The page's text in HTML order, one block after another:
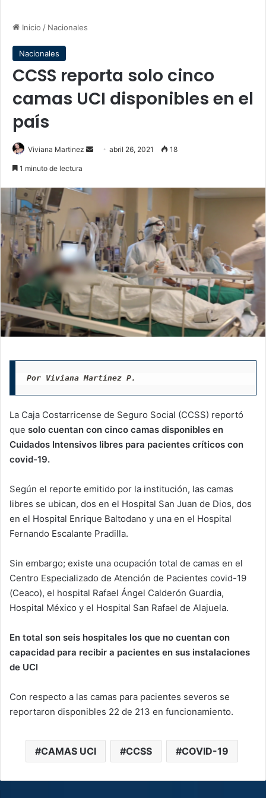
Inicio / Nacionales
Nacionales
CCSS reporta solo cinco
camas UCI disponibles en el
país
Viviana Martinez
Sendabril 26, 2021 18
1 minuto de lectura
Por Viviana Martínez P.
La Caja Costarricense de Seguro Social (CCSS) reportó
que solo cuentan con cinco camas disponibles en
Cuidados Intensivos libres para pacientes críticos con
covid-19.
Según el reporte emitido por la institución, las camas
libres se ubican, dos en el Hospital San Juan de Dios, dos
en el Hospital Enrique Baltodano y una en el Hospital
Fernando Escalante Pradilla.
Sin embargo; existe una ocupación total de camas en el
Centro Especializado de Atención de Pacientes covid-19
(Ceaco), el hospital Rafael Ángel Calderón Guardia,
Hospital México y el Hospital San Rafael de Alajuela.
En total son seis hospitales los que no cuentan con
capacidad para recibir a pacientes en sus instalaciones
de UCI
Con respecto a las camas para pacientes severos se
reportaron disponibles 22 de 213 en funcionamiento.
CAMAS UCI CCSS COVID-19